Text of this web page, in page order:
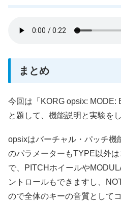
まとめ
今回は「KORG opsix: MODE:
と題して、機能説明と実験をし
opsixはバーチャル・パッチ機
のパラメーターもTYPE以外
で、PITCHホイールや
ントロールもできますし、
ので全体のキーの音質として